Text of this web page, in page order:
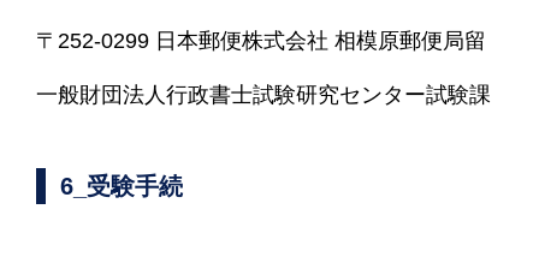
〒252-0299 日本郵便株式会社 相模原郵便局留
一般財団法人行政書士試験研究センター試験課
6_受験手続